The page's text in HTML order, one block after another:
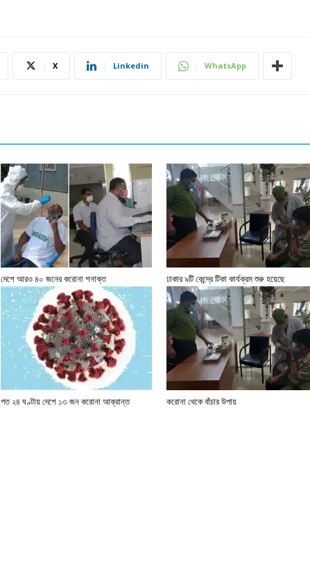
X Linkedin WhatsApp
দেশে আরও ৪০ জনের করোনা শনাক্ত ঢাকার ৯টি কেন্দ্রে টিকা কার্যক্রম শুরু হয়েছে
গত ২৪ ঘণ্টায় দেশে ১৩ জন করোনা আক্রান্ত করোনা থেকে বাঁচার উপায়